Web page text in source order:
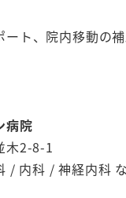
ト、院内移動の
病院
木2-8-1
/ 内科 / 神経内科